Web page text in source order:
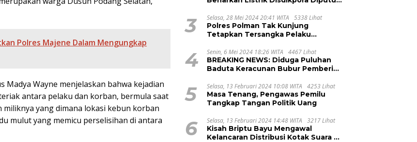
Polres Majene Dalam Mengungkap
Madya Wayne menjelaskan bahwa kejadian
antara pelaku dan korban, bermula saat
yang dimana lokasi kebun korban
mulut yang memicu perselisihan di antara
3 Selasa, 28 Mei 2024 20:41 WITA 5338 Lihat
Polres Polman Tak Kunjung
Tetapkan Tersangka Pelaku
4 Senin, 6 Mei 2024 18:26 WITA 4467 Lihat
BREAKING NEWS: Diduga Puluhan
Baduta Keracunan Bubur Pemberian
5 Selasa, 13 Februari 2024 10:08 WITA 4253 Lihat
Masa Tenang, Pengawas Pemilu
Tangkap Tangan Politik Uang
6 Selasa, 13 Februari 2024 14:48 WITA 3217 Lihat
Kisah Briptu Bayu Mengawal
Kelancaran Distribusi Kotak Suara di